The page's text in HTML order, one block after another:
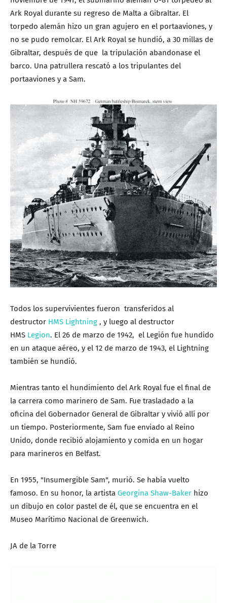
Ark Royal durante su regreso de Malta a Gibraltar. El
torpedo alemán hizo un gran agujero en el portaaviones, y
no se pudo remolcar. El Ark Royal se hundió, a 30 millas de
Gibraltar, después de que la tripulación abandonase el
barco. Una patrullera rescató a los tripulantes del
portaaviones y a Sam.
Todos los supervivientes fueron transferidos al
destructor HMS Lightning , y luego al destructor
HMS Legion. El 26 de marzo de 1942, el Legión fue hundido
en un ataque aéreo, y el 12 de marzo de 1943, el Lightning
también se hundió.
Mientras tanto el hundimiento del Ark Royal fue el final de
la carrera como marinero de Sam. Fue trasladado a la
oficina del Gobernador General de Gibraltar y vivió allí por
un tiempo. Posteriormente, Sam fue enviado al Reino
Unido, donde recibió alojamiento y comida en un hogar
para marineros en Belfast.
En 1955, "Insumergible Sam", murió. Se había vuelto
famoso. En su honor, la artista Georgina Shaw-Baker hizo
un dibujo en color pastel de él, que se encuentra en el
Museo Marítimo Nacional de Greenwich.
JA de la Torre